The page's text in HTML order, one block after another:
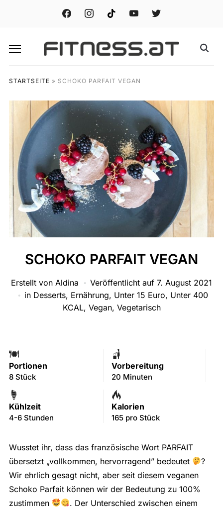
facebook instagramtiktok youtube twitter
STARTSEITE » SCHOKO PARFAIT VEGAN
SCHOKO PARFAIT VEGAN
Erstellt von Aldina Veröffentlicht auf 7. August 2021
in Desserts, Ernährung, Unter 15 Euro, Unter 400
KCAL, Vegan, Vegetarisch
Portionen
8 Stück
Vorbereitung
20 Minuten
Kühlzeit
4-6 Stunden
Kalorien
165 pro Stück
Wusstet ihr, dass das französische Wort PARFAIT
übersetzt „vollkommen, hervorragend” bedeutet
?
Wir ehrlich gesagt nicht, aber seit diesem veganen
Schoko Parfait können wir der Bedeutung zu 100%
zustimmen
. Der Unterschied zwischen einem